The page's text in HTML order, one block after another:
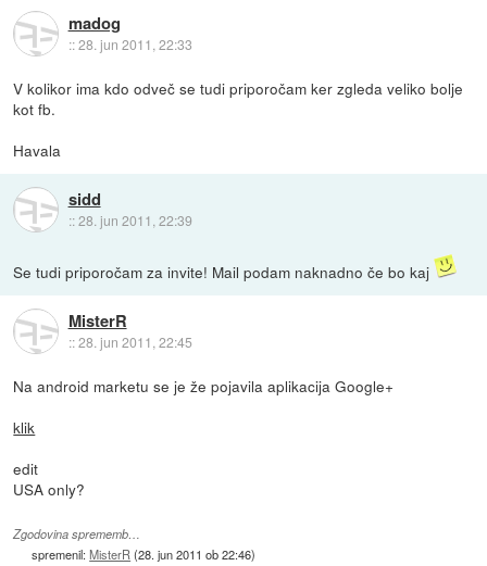
madog
::28. jun 2011, 22:33
V kolikor ima kdo odveč se tudi priporočam ker zgleda veliko bolje
kot fb.
Havala
sidd
::28. jun 2011, 22:39
Se tudi priporočam za invite! Mail podam naknadno če bo kaj
MisterR
::28. jun 2011, 22:45
Na android marketu se je že pojavila aplikacija Google+
klik
edit
USA only?
Zgodovina sprememb…
spremenil:MisterR (28. jun 2011 ob 22:46)